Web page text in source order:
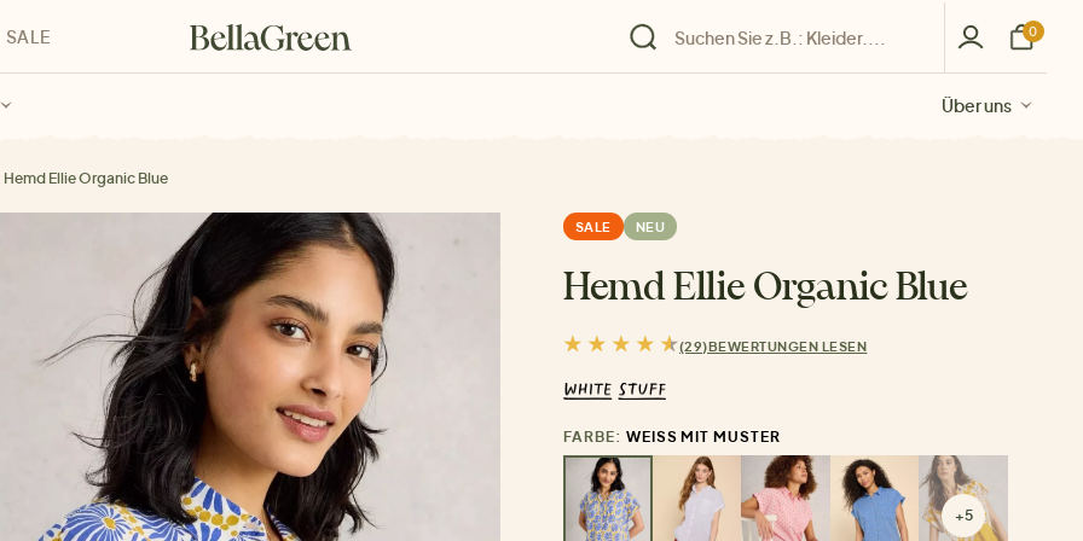
Über uns
Über uns
Über uns
für Kinder Über uns
SALE
Über uns
0
Hemd Ellie Organic Blue
SALE NEU
Hemd Ellie Organic Blue
(29)BEWERTUNGEN LESEN
FARBE: WEISS MIT MUSTER
+5